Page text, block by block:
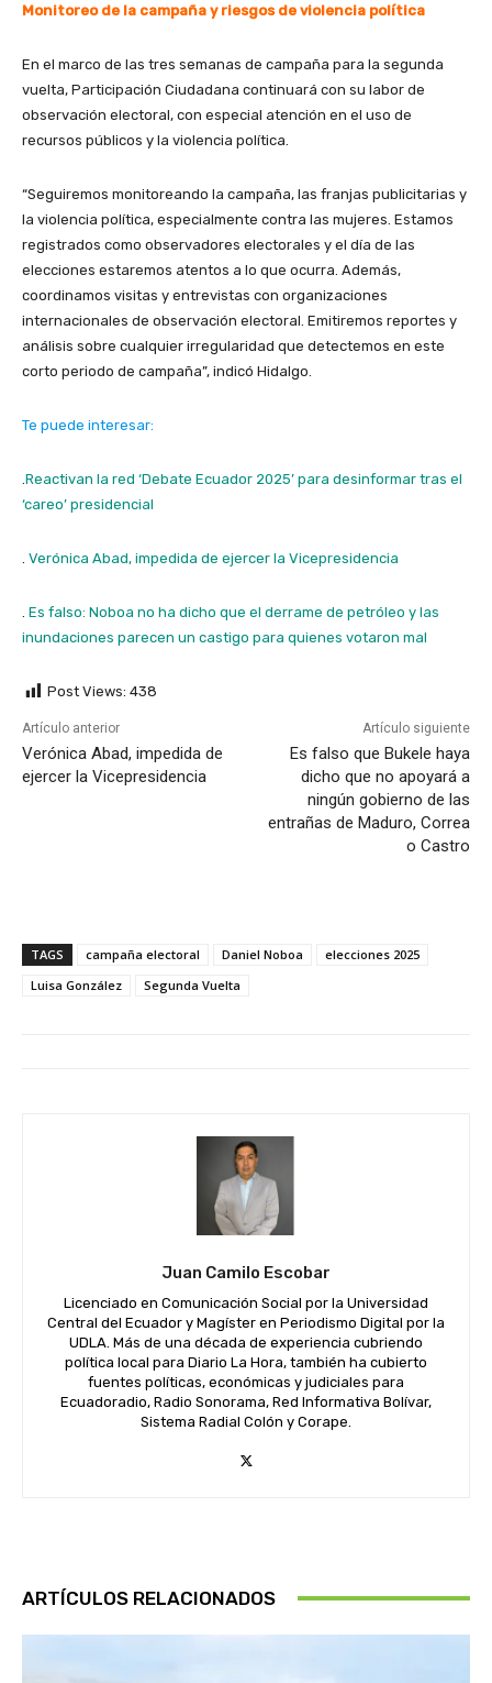
Monitoreo de la campaña y riesgos de violencia política
En el marco de las tres semanas de campaña para la segunda
vuelta, Participación Ciudadana continuará con su labor de
observación electoral, con especial atención en el uso de
recursos públicos y la violencia política.
“Seguiremos monitoreando la campaña, las franjas publicitarias y
la violencia política, especialmente contra las mujeres. Estamos
registrados como observadores electorales y el día de las
elecciones estaremos atentos a lo que ocurra. Además,
coordinamos visitas y entrevistas con organizaciones
internacionales de observación electoral. Emitiremos reportes y
análisis sobre cualquier irregularidad que detectemos en este
corto periodo de campaña”, indicó Hidalgo.
Te puede interesar:
Reactivan la red ‘Debate Ecuador 2025’ para desinformar tras el
‘careo’ presidencial
Verónica Abad, impedida de ejercer la Vicepresidencia
Es falso: Noboa no ha dicho que el derrame de petróleo y las
inundaciones parecen un castigo para quienes votaron mal
Post Views: 438
Artículo anterior
Verónica Abad, impedida de
ejercer la Vicepresidencia
Artículo siguiente
Es falso que Bukele haya
dicho que no apoyará a
ningún gobierno de las
entrañas de Maduro, Correa
o Castro
TAGS campaña electoral Daniel Noboa
elecciones 2025
Luisa González
Segunda Vuelta
Juan Camilo Escobar
Licenciado en Comunicación Social por la Universidad
Central del Ecuador y Magíster en Periodismo Digital por la
UDLA. Más de una década de experiencia cubriendo
política local para Diario La Hora, también ha cubierto
fuentes políticas, económicas y judiciales para
Ecuadoradio, Radio Sonorama, Red Informativa Bolívar,
Sistema Radial Colón y Corape.
ARTÍCULOS RELACIONADOS